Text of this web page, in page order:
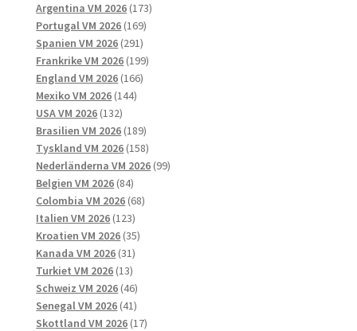
produkter
Argentina VM 2026 173173
Portugal VM 2026 169169
Spanien VM 2026 291291
produkter
Frankrike VM 2026 199199
England VM 2026 166166
Mexiko VM 2026 144144
USA VM 2026 132132
produkter
Brasilien VM 2026 189189
produkter
Tyskland VM 2026 158158
produkter
Nederländerna VM 2026 9999
Belgien VM 2026 8484
produkter
Colombia VM 2026 6868
Italien VM 2026 123123
produkter
Kroatien VM 2026 3535
Kanada VM 2026 3131
produkter
Turkiet VM 2026 1313
produkter
Schweiz VM 2026 4646
produkter
Senegal VM 2026 4141
produkter
Skottland VM 2026 1717